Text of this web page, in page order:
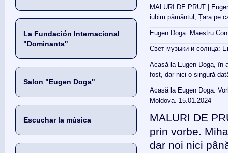
La Fundación Internacional
"Dominanta"
Salon "Eugen Doga"
Escuchar la música
MALURI DE PRUT |
iubim pământul, Țara pe
Eugen Doga: Maestru
Свет музыки и солнца:
Acasă la Eugen Doga, în
fost, dar nici o singură
Acasă la Eugen Doga.
Moldova. 15.01.2024
MALURI DE
prin vorbe.
dar noi nici